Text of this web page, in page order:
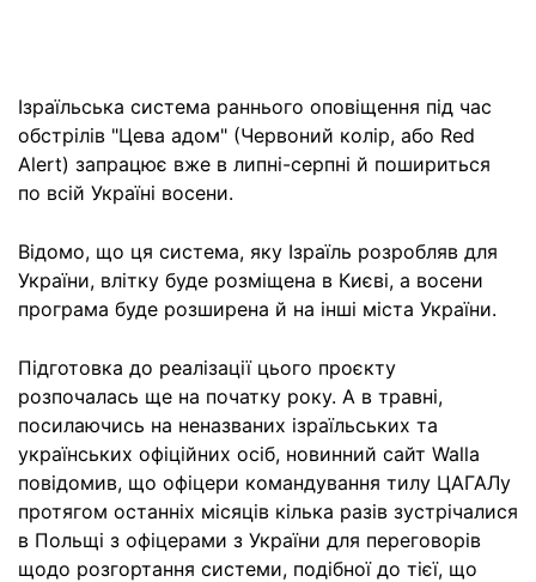
Ізраїльська система раннього оповіщення під час
обстрілів "Цева адом" (Червоний колір, або Red
Alert) запрацює вже в липні-серпні й пошириться
по всій Україні восени.
Відомо, що ця система, яку Ізраїль розробляв для
України, влітку буде розміщена в Києві, а восени
програма буде розширена й на інші міста України.
Підготовка до реалізації цього проєкту
розпочалась ще на початку року. А в травні,
посилаючись на неназваних ізраїльських та
українських офіційних осіб, новинний сайт Walla
повідомив, що офіцери командування тилу ЦАГАЛу
протягом останніх місяців кілька разів зустрічалися
в Польщі з офіцерами з України для переговорів
щодо розгортання системи, подібної до тієї, що